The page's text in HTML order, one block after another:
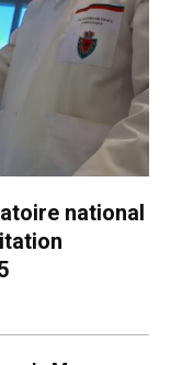
national